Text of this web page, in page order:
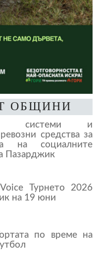
ОБЩИНИ
системи и
средства за
на социалните
Пазарджик
Турнето 2026
на 19 юни
по време на